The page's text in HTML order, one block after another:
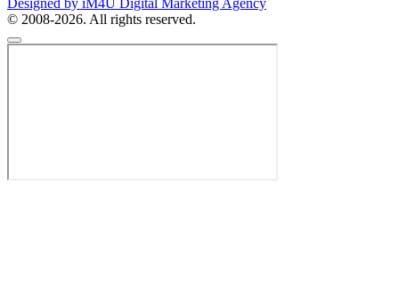
Designed by iM4U Digital Marketing Agency
© 2008-2026. All rights reserved.